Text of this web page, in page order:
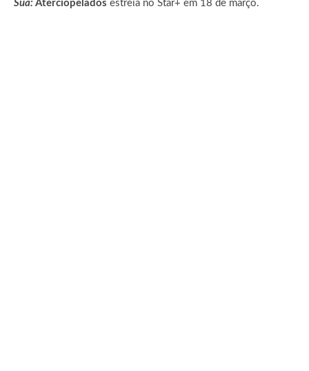
Sua: Aterciopelados estreia no Star+ em 18 de março.